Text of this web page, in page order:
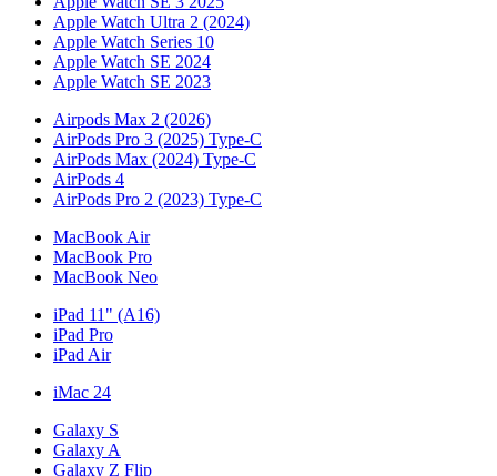
Apple Watch Ultra 2 (2024)
Apple Watch Series 10
Apple Watch SE 2024
Apple Watch SE 2023
Airpods Max 2 (2026)
AirPods Pro 3 (2025) Type-C
AirPods Max (2024) Type-C
AirPods 4
AirPods Pro 2 (2023) Type-C
MacBook Air
MacBook Pro
MacBook Neo
iPad 11" (A16)
iPad Pro
iPad Air
iMac 24
Galaxy S
Galaxy A
Galaxy Z Flip